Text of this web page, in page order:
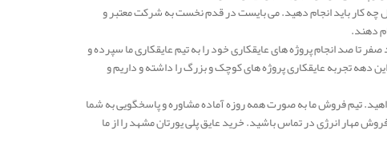
چه کار باید انجام دهید. می بایست در قدم نخست به شرکت معتبر و
دهند.
تا صد انجام پروژه های عایقکاری خود را به تیم عایقکاری ما سپرده و
فعالیت ما به بیش از 10 سال می رسد و در طی این دهه تجربه عایقکاری پروژه های کوچک و بزرگ را داشته و داریم و
تیم فروش ما به صورت همه روزه آماده مشاوره و پاسخگویی به شما
مهار انرژی در تماس باشید. خرید عایق پلی یورتان مشهد را از ما